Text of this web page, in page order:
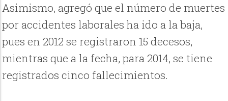
Asimismo, agregó que el número de muertes
por accidentes laborales ha ido a la baja,
pues en 2012 se registraron 15 decesos,
mientras que a la fecha, para 2014, se tiene
registrados cinco fallecimientos.